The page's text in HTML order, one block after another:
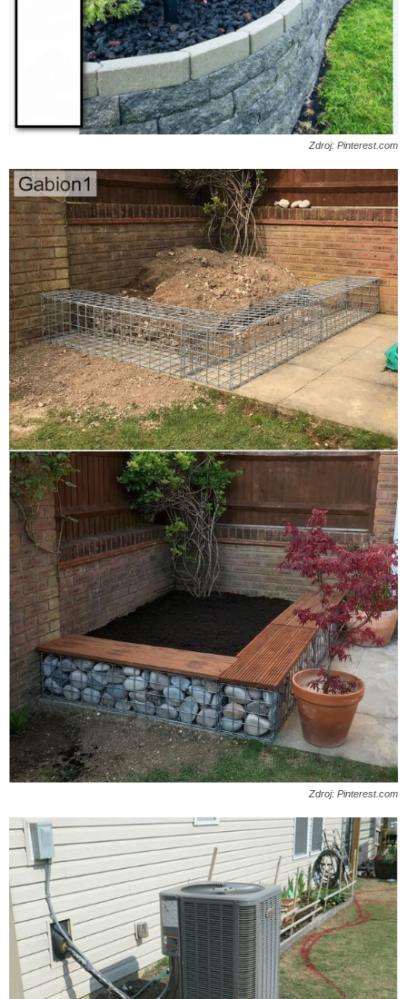
Zdroj: Pinterest.com
Zdroj: Pinterest.com